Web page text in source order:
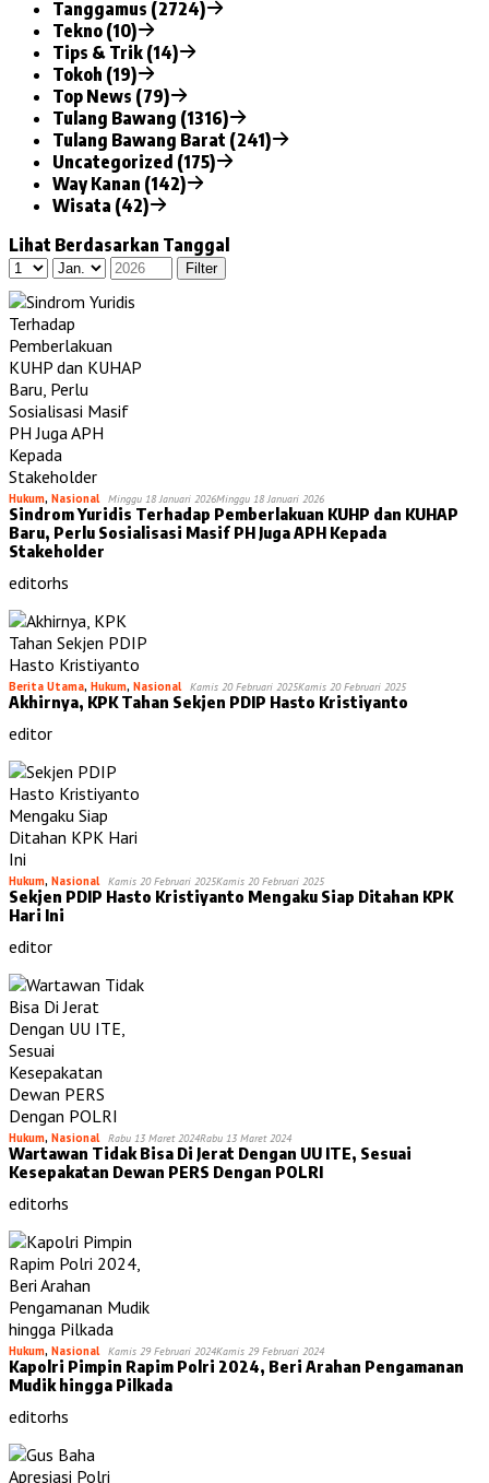
Tanggamus (2724)
Tekno (10)
Tips & Trik (14)
Tokoh (19)
Top News (79)
Tulang Bawang (1316)
Tulang Bawang Barat (241)
Uncategorized (175)
Way Kanan (142)
Wisata (42)
Lihat Berdasarkan Tanggal
Hukum, Nasional Minggu 18 Januari 2026Minggu 18 Januari 2026
Sindrom Yuridis Terhadap Pemberlakuan KUHP dan KUHAP
Baru, Perlu Sosialisasi Masif PH Juga APH Kepada
Stakeholder
editorhs
Berita Utama, Hukum, Nasional Kamis 20 Februari 2025Kamis 20 Februari 2025
Akhirnya, KPK Tahan Sekjen PDIP Hasto Kristiyanto
editor
Hukum, Nasional Kamis 20 Februari 2025Kamis 20 Februari 2025
Sekjen PDIP Hasto Kristiyanto Mengaku Siap Ditahan KPK
Hari Ini
editor
Hukum, Nasional Rabu 13 Maret 2024Rabu 13 Maret 2024
Wartawan Tidak Bisa Di Jerat Dengan UU ITE, Sesuai
Kesepakatan Dewan PERS Dengan POLRI
editorhs
Hukum, Nasional Kamis 29 Februari 2024Kamis 29 Februari 2024
Kapolri Pimpin Rapim Polri 2024, Beri Arahan Pengamanan
Mudik hingga Pilkada
editorhs